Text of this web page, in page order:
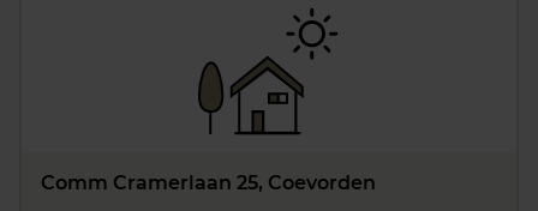
Comm Cramerlaan 25, Coevorden